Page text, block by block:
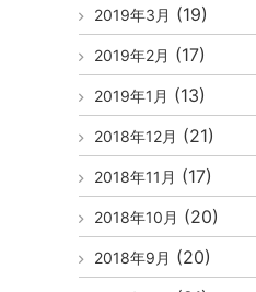
2019年3月 (19)
2019年2月 (17)
2019年1月 (13)
2018年12月 (21)
2018年11月 (17)
2018年10月 (20)
2018年9月 (20)